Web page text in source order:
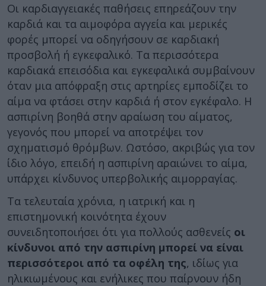
Οι καρδιαγγειακές παθήσεις επηρεάζουν την
καρδιά και τα αιμοφόρα αγγεία και μερικές
φορές μπορεί να οδηγήσουν σε καρδιακή
προσβολή ή εγκεφαλικό. Τα περισσότερα
καρδιακά επεισόδια και εγκεφαλικά συμβαίνουν
όταν μια απόφραξη στις αρτηρίες εμποδίζει το
αίμα να φτάσει στην καρδιά ή στον εγκέφαλο. Η
ασπιρίνη βοηθά στην αραίωση του αίματος,
γεγονός που μπορεί να αποτρέψει τον
σχηματισμό θρόμβων. Ωστόσο, ακριβώς για τον
ίδιο λόγο, επειδή η ασπιρίνη αραιώνει το αίμα,
υπάρχει κίνδυνος υπερβολικής αιμορραγίας.
Τα τελευταία χρόνια, η ιατρική και η
επιστημονική κοινότητα έχουν
συνειδητοποιήσει ότι για πολλούς ασθενείς οι
κίνδυνοι από την ασπιρίνη μπορεί να είναι
περισσότεροι από τα οφέλη της, ιδίως για
ηλικιωμένους και ενήλικες που παίρνουν ήδη